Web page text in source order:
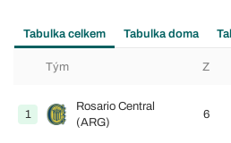
Tabulka celkem Tabulka doma
Tým Z
1
Rosario Central
(ARG)
6